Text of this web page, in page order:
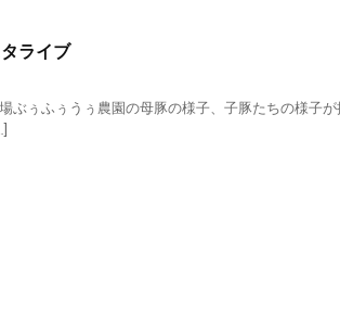
ライブ
ぅふぅうぅ農園の母豚の様子、子豚たちの様子